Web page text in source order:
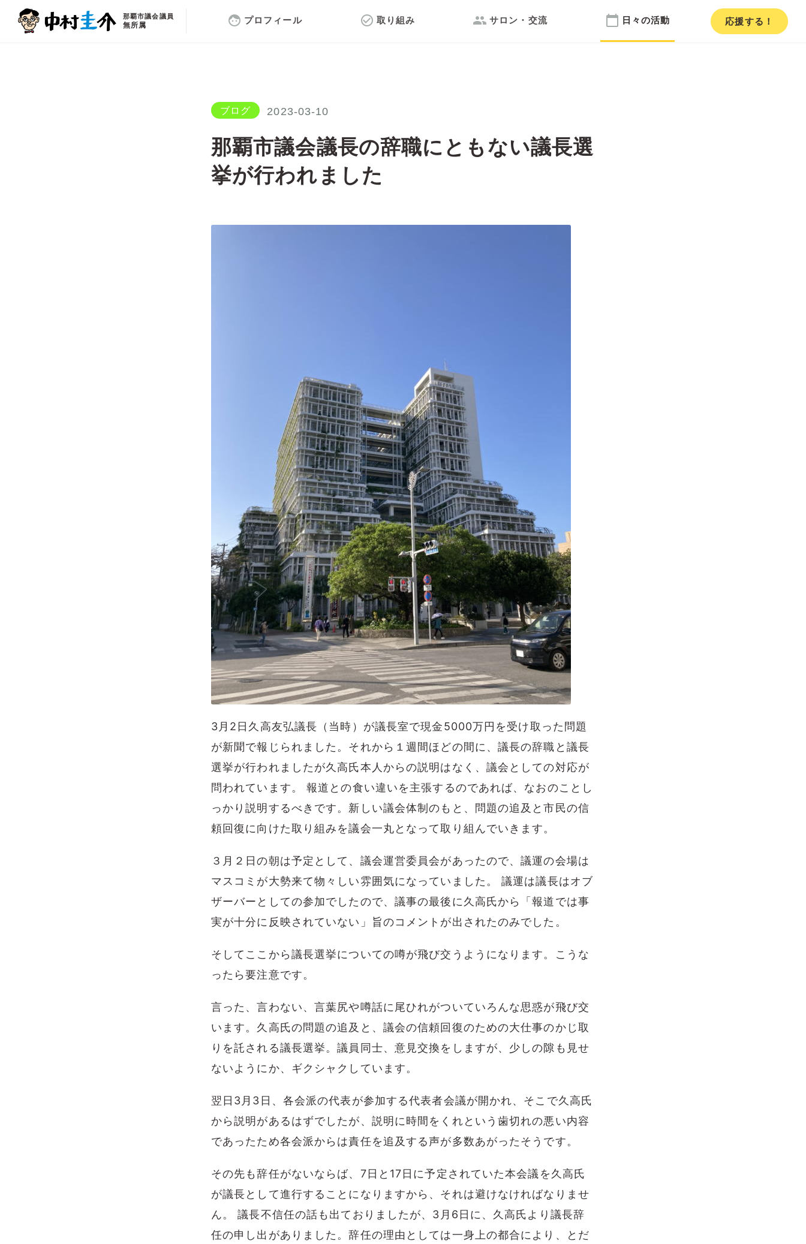
那覇市議会議員
無所属 face プロフィール check_circle_outline 取り組み group サロン・交流 calendar_today 日々の活動 応援する！
ブログ 2023-03-10
那覇市議会議長の辞職にともない議長選
挙が行われました
3月2日久高友弘議長（当時）が議長室で現金5000万円を受け取った問題
が新聞で報じられました。それから１週間ほどの間に、議長の辞職と議長
選挙が行われましたが久高氏本人からの説明はなく、議会としての対応が
問われています。 報道との食い違いを主張するのであれば、なおのことし
っかり説明するべきです。新しい議会体制のもと、問題の追及と市民の信
頼回復に向けた取り組みを議会一丸となって取り組んでいきます。
３月２日の朝は予定として、議会運営委員会があったので、議運の会場は
マスコミが大勢来て物々しい雰囲気になっていました。 議運は議長はオブ
ザーバーとしての参加でしたので、議事の最後に久高氏から「報道では事
実が十分に反映されていない」旨のコメントが出されたのみでした。
そしてここから議長選挙についての噂が飛び交うようになります。こうな
ったら要注意です。
言った、言わない、言葉尻や噂話に尾ひれがついていろんな思惑が飛び交
います。久高氏の問題の追及と、議会の信頼回復のための大仕事のかじ取
りを託される議長選挙。議員同士、意見交換をしますが、少しの隙も見せ
ないようにか、ギクシャクしています。
翌日3月3日、各会派の代表が参加する代表者会議が開かれ、そこで久高氏
から説明があるはずでしたが、説明に時間をくれという歯切れの悪い内容
であったため各会派からは責任を追及する声が多数あがったそうです。
その先も辞任がないならば、7日と17日に予定されていた本会議を久高氏
が議長として進行することになりますから、それは避けなければなりませ
ん。 議長不信任の話も出ておりましたが、3月6日に、久高氏より議長辞
任の申し出がありました。辞任の理由としては一身上の都合により、とだ